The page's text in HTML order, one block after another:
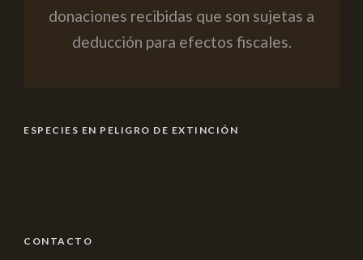
donaciones recibidas que son sujetas a
deducción para efectos fiscales.
ESPECIES EN PELIGRO DE EXTINCIÓN
CONTACTO